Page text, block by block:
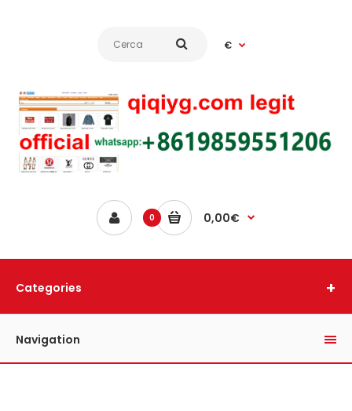
€
0 0,00€
Categories
Navigation